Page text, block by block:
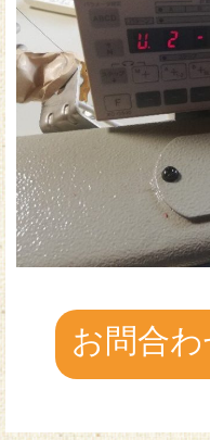
お問合